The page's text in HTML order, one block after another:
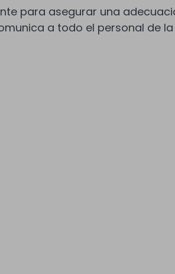
para asegurar una
a todo el personal de